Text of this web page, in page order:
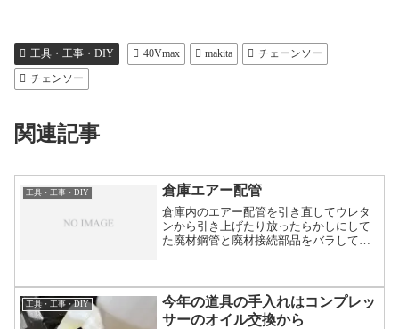
工具・工事・DIY 40Vmax makita
チェーンソー
チェンソー
関連記事
工具・工事・DIY 倉庫エアー配管
倉庫内のエアー配管を引き直してウレタ
ンから引き上げたり放ったらかしにして
た廃材鋼管と廃材接続部品をバラして、
工具・工事・DIY
今年の道具の手入れはコンプレッ
サーのオイル交換から